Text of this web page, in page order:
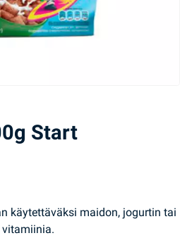
Start
käytettäväksi maidon, jogurtin tai
vitamiinia.